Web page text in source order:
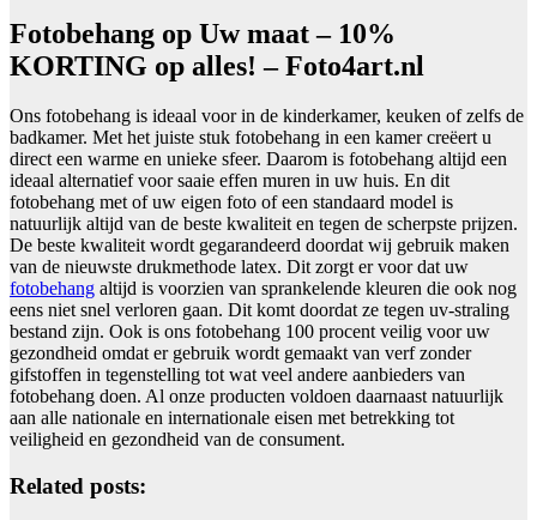
Fotobehang op Uw maat – 10%
KORTING op alles! – Foto4art.nl
Ons fotobehang is ideaal voor in de kinderkamer, keuken of zelfs de
badkamer. Met het juiste stuk fotobehang in een kamer creëert u
direct een warme en unieke sfeer. Daarom is fotobehang altijd een
ideaal alternatief voor saaie effen muren in uw huis. En dit
fotobehang met of uw eigen foto of een standaard model is
natuurlijk altijd van de beste kwaliteit en tegen de scherpste prijzen.
De beste kwaliteit wordt gegarandeerd doordat wij gebruik maken
van de nieuwste drukmethode latex. Dit zorgt er voor dat uw
fotobehang altijd is voorzien van sprankelende kleuren die ook nog
eens niet snel verloren gaan. Dit komt doordat ze tegen uv-straling
bestand zijn. Ook is ons fotobehang 100 procent veilig voor uw
gezondheid omdat er gebruik wordt gemaakt van verf zonder
gifstoffen in tegenstelling tot wat veel andere aanbieders van
fotobehang doen. Al onze producten voldoen daarnaast natuurlijk
aan alle nationale en internationale eisen met betrekking tot
veiligheid en gezondheid van de consument.
Related posts: